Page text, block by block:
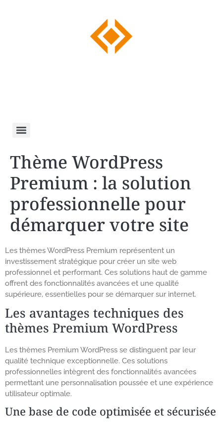
Thème WordPress
Premium : la solution
professionnelle pour
démarquer votre site
Les thèmes WordPress Premium représentent un
investissement stratégique pour créer un site web
professionnel et performant. Ces solutions haut de gamme
offrent des fonctionnalités avancées et une qualité
supérieure, essentielles pour se démarquer sur internet.
Les avantages techniques des
thèmes Premium WordPress
Les thèmes Premium WordPress se distinguent par leur
qualité technique exceptionnelle. Ces solutions
professionnelles intègrent des fonctionnalités avancées
permettant une personnalisation poussée et une expérience
utilisateur optimale.
Une base de code optimisée et sécurisée